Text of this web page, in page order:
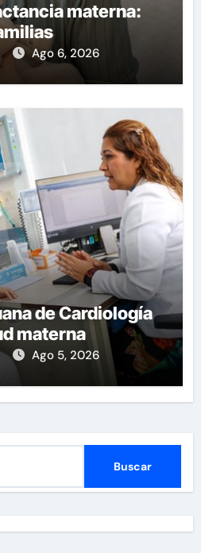
materna:
Ago 6, 2026
de Cardiología
materna
Ago 5, 2026